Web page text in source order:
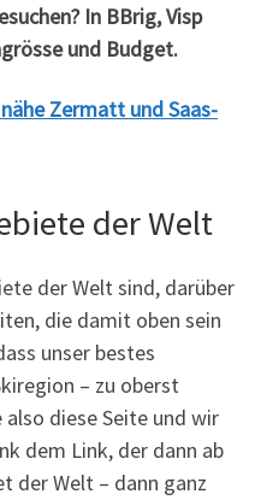
In BBrig, Visp
und Budget.
Zermatt und Saas-
der Welt
der Welt sind, darüber
die damit oben sein
unser bestes
– zu oberst
diese Seite und wir
dem Link, der dann ab
der Welt – dann ganz